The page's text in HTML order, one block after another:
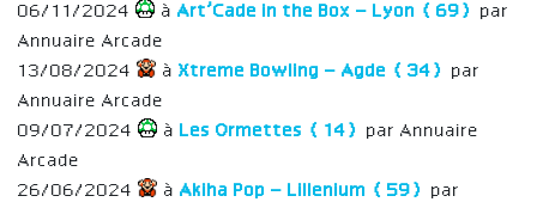
06/11/2024
à Art’Cade in the Box – Lyon (69)
par
Annuaire Arcade
13/08/2024
à Xtreme Bowling – Agde (34)
par
Annuaire Arcade
09/07/2024
à Les Ormettes (14)
par Annuaire
Arcade
26/06/2024
à Akiha Pop – Lillenium (59)
par